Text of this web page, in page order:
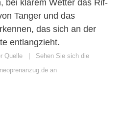
bei klarem Wetter das Rif-
Tanger und das
das sich an der
entlangzieht.
Quelle | Sehen Sie sich die
an